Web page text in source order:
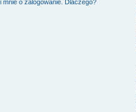
o zalogowanie. Dlaczego?